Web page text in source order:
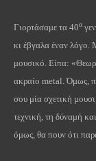
Γιορτάσαμε τα 40α
κι έβγαλα έναν
μουσικό. Είπα:
ακραίο metal. Όμως,
σου μία σχετική
τεχνική, τη δύναμή
όμως, θα πουν ότι